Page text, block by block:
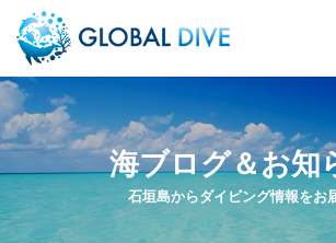
石垣島からダイビング情報をお
海ブログ＆お知